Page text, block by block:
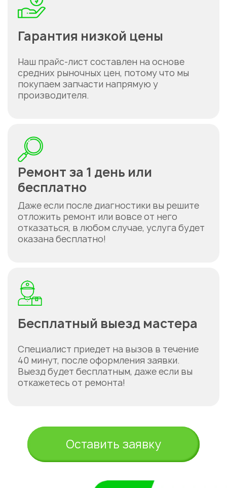
Гарантия низкой цены
Наш прайс-лист составлен на основе
средних рыночных цен, потому что мы
покупаем запчасти напрямую у
производителя.
Ремонт за 1 день или
бесплатно
Даже если после диагностики вы решите
отложить ремонт или вовсе от него
отказаться, в любом случае, услуга будет
оказана бесплатно!
Бесплатный выезд мастера
Специалист приедет на вызов в течение
40 минут, после оформления заявки.
Выезд будет бесплатным, даже если вы
откажетесь от ремонта!
Оставить заявку